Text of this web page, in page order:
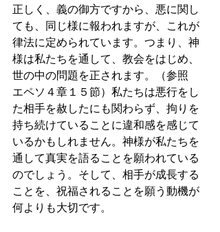
正しく、義の御方ですから、悪に関し
ても、同じ様に報われますが、これが
律法に定められています。つまり、神
様は私たちを通して、教会をはじめ、
世の中の問題を正されます。（参照
エペソ４章１５節）私たちは悪行をし
た相手を赦したにも関わらず、拘りを
持ち続けていることに違和感を感じて
いるかもしれません。神様が私たちを
通して真実を語ることを願われている
のでしょう。そして、相手が成長する
ことを、祝福されることを願う動機が
何よりも大切です。